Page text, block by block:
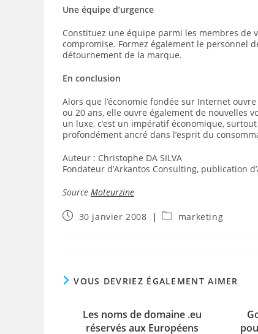
Une équipe d’urgence
Constituez une équipe parmi les membres
compromise. Formez également le personnel
détournement de la marque.
En conclusion
Alors que l’économie fondée sur Internet
ou 20 ans, elle ouvre également de nouvelles
un luxe, c’est un impératif économique,
profondément ancré dans l’esprit du
Auteur : Christophe DA SILVA
Fondateur d’Arkantos Consulting, publication
Source Moteurzine
Publication
30 janvier 2008
Postmarketing
VOUS DEVRIEZ ÉGALEMENT AIMER
Les noms de domaine .eu
réservés aux Européens